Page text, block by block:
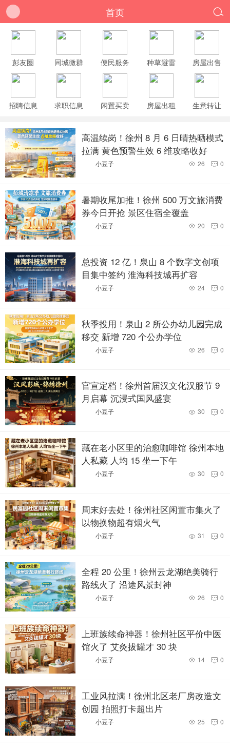
首页 
彭友圈 同城微群 便民服务 种草避雷 房屋出售
招聘信息 求职信息 闲置买卖 房屋出租 生意转让
高温续岗！徐州 8 月 6 日晴热晒模式
拉满 黄色预警生效 6 维攻略收好
小豆子  0
 26
暑期收尾加推！徐州 500 万文旅消费
券今日开抢 景区住宿全覆盖
小豆子  0
 20
总投资 12 亿！泉山 8 个数字文创项
目集中签约 淮海科技城再扩容
小豆子  0
 24
秋季投用！泉山 2 所公办幼儿园完成
移交 新增 720 个公办学位
小豆子  0
 26
官宣定档！徐州首届汉文化汉服节 9
月启幕 沉浸式国风盛宴
小豆子  0
 30
藏在老小区里的治愈咖啡馆 徐州本地
人私藏 人均 15 坐一下午
小豆子  0
 30
周末好去处！徐州社区闲置市集火了
以物换物超有烟火气
小豆子  0
 31
全程 20 公里！徐州云龙湖绝美骑行
路线火了 沿途风景封神
小豆子  0
 26
上班族续命神器！徐州社区平价中医
馆火了 艾灸拔罐才 30 块
小豆子  0
 14
工业风拉满！徐州北区老厂房改造文
创园 拍照打卡超出片
小豆子  0
 25